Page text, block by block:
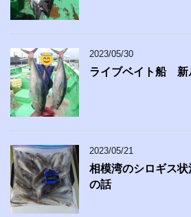
2023/05/30
ライブベイト船 新
2023/05/21
相模湾のシロギス
の話